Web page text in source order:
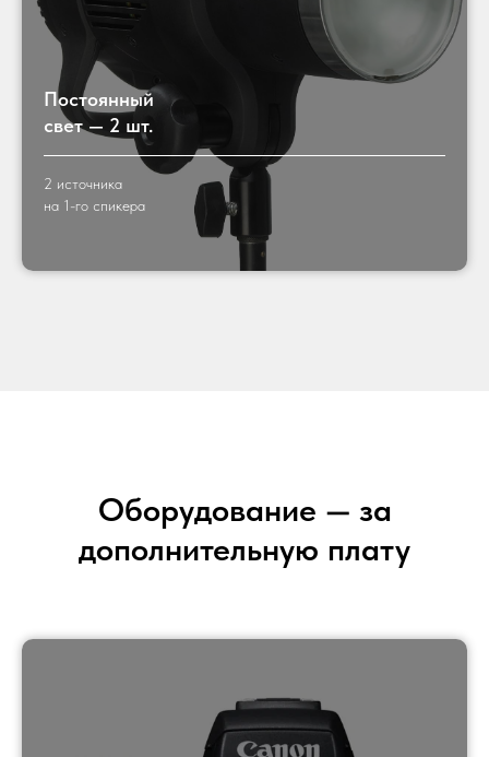
Постоянный
свет — 2 шт.
2 источника
на 1-го спикера
Оборудование — за
дополнительную плату